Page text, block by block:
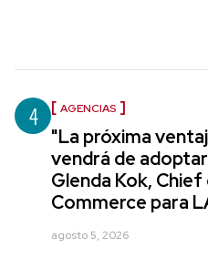
4 AGENCIAS
"La próxima
vendrá de
Glenda Kok,
Commerce para
agosto 5, 2026